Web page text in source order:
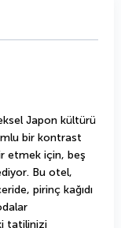
Japon kültürü
bir kontrast
etmek için, beş
Bu otel,
pirinç kağıdı
tatilinizi